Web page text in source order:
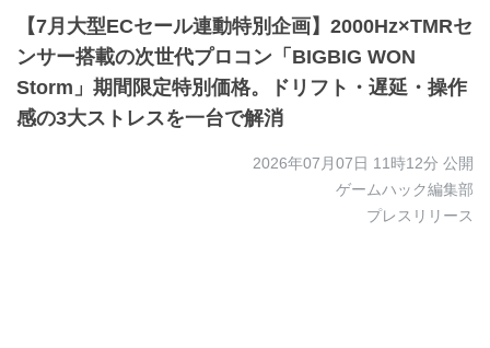
【7月大型ECセール連動特別企画】2000Hz×TMRセ
ンサー搭載の次世代プロコン「BIGBIG WON
Storm」期間限定特別価格。ドリフト・遅延・操作
感の3大ストレスを一台で解消
2026年07月07日 11時12分 公開
ゲームハック編集部
プレスリリース